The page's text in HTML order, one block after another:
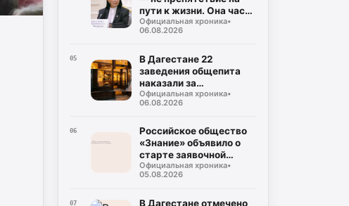
пути к жизни. Она часть
подготовки к этой
жизни»
Официальная хроника•
06.08.2026
05
В Дагестане 22
заведения общепита
наказали за
использование мясо-
молочной продукции
Официальная хроника•
06.08.2026
06
Российское общество
«Знание» объявило о
старте заявочной
кампании на соискание
Просветительской
Премия-2026»
Официальная хроника•
05.08.2026
07
В Дагестане отмечено